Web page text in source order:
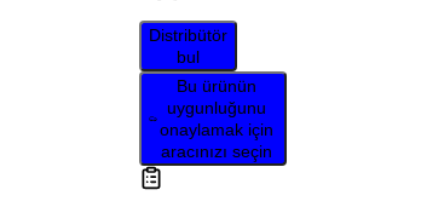
Distribütör
bul
Bu ürünün
uygunluğunu
onaylamak için
aracınızı seçin